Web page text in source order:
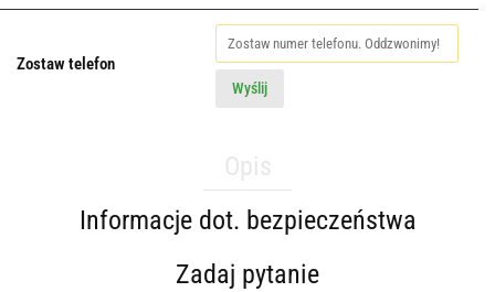
Zostaw telefon
Wyślij
Informacje dot. bezpieczeństwa
Zadaj pytanie